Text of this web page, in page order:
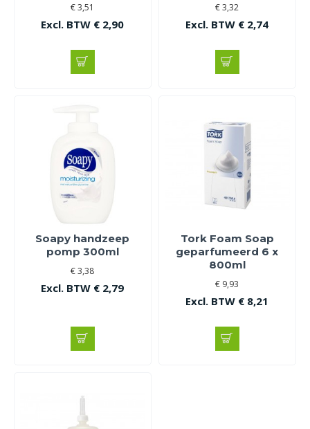
€ 3,51
Excl. BTW € 2,90
€ 3,32
Excl. BTW € 2,74
Soapy handzeep
pomp 300ml
€ 3,38
Excl. BTW € 2,79
Tork Foam Soap
geparfumeerd 6 x
800ml
€ 9,93
Excl. BTW € 8,21